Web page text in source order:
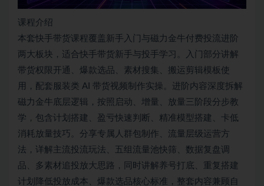
课程介绍
本套快手带货课程覆盖新手入门与磁力金牛付费投流进阶
两大板块，适合快手带货新手与投手学习。入门部分讲解
带货权限开通、爆款选品、素材搜集、搬运剪辑模板使
用，配套服装类 AI 带货视频制作实操。进阶内容深度拆解
磁力金牛底层逻辑，按照启动、增量、放量三阶段分步教
学，包含计划搭建、盈亏快速判断、精准模型搭建、卡低
消耗放量技巧。分享专属人群包制作、流量层级运营方
法，详解主流投流玩法、五组流量池快筛、数据复盘调
品、多素材追投放大思路，同时讲解养号打底、重复搭建
计划降低投放成本、爆款选品核心标准，整套内容兼顾自